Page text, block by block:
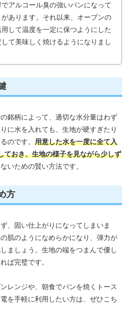
でアルコール臭の強いパンになって
があります。それ以来、オーブンの
して温度を一定に保つようにした
て美味しく焼けるようになりまし
銘柄によって、適切な水分量はわず
に水を入れても、生地が硬すぎたり
のです。 用意した水を一度に全て入
ておき、生地の様子を見ながら少しず
いための賢い方法です。
方
、固い仕上がりになってしまいま
肌のようになめらかになり、弾力が
ましょう。生地の端をつまんで優し
ば完璧です。
レンジや、朝食でパンを焼くトース
を手軽に利用したい方は、ぜひこち